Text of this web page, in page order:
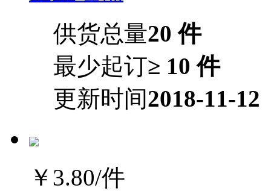
供货总量20 件
最少起订≥ 10 件
更新时间2018-11-12
￥3.80/件